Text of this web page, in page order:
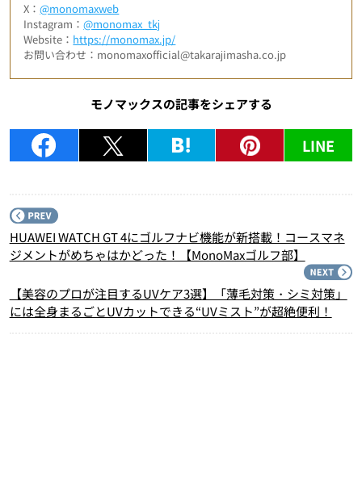
X：@monomaxweb
Instagram：@monomax_tkj
Website： https://monomax.jp/
お問い合わせ：monomaxofficial@takarajimasha.co.jp
モノマックスの記事をシェアする
LINE
HUAWEI WATCH GT 4にゴルフナビ機能が新搭載！コースマネ
ジメントがめちゃはかどった！【MonoMaxゴルフ部】
【美容のプロが注目するUVケア3選】「薄毛対策・シミ対策」
には全身まるごとUVカットできる“UVミスト”が超絶便利！